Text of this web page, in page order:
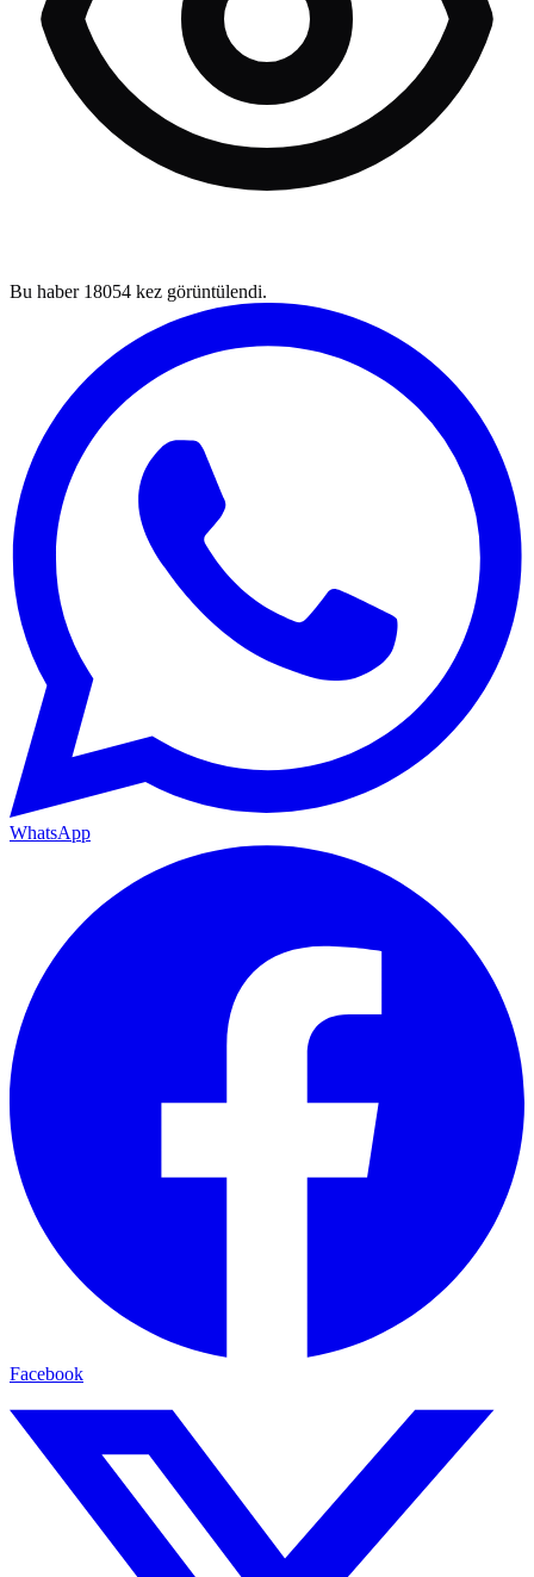
Bu haber 18054 kez görüntülendi.
WhatsApp
Facebook